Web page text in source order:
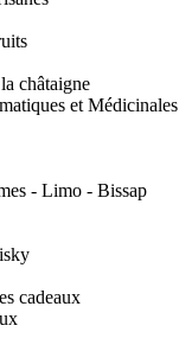
châtaigne
et Médicinales
- Limo - Bissap
cadeaux